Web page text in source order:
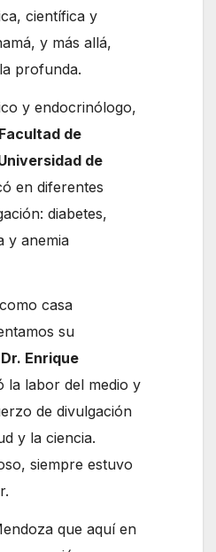
científica y
y más allá,
profunda.
y endocrinólogo,
Facultad de
de
en diferentes
diabetes,
y anemia
casa
su
Dr. Enrique
la labor del medio y
de divulgación
y la ciencia.
siempre estuvo
que aquí en